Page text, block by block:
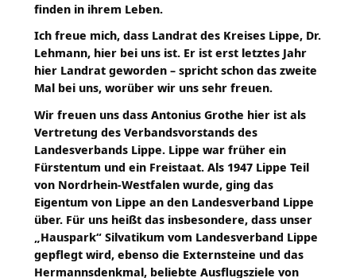
finden in ihrem Leben.
Ich freue mich, dass Landrat des Kreises Lippe, Dr.
Lehmann, hier bei uns ist. Er ist erst letztes Jahr
hier Landrat geworden – spricht schon das zweite
Mal bei uns, worüber wir uns sehr freuen.
Wir freuen uns dass Antonius Grothe hier ist als
Vertretung des Verbandsvorstands des
Landesverbands Lippe. Lippe war früher ein
Fürstentum und ein Freistaat. Als 1947 Lippe Teil
von Nordrhein-Westfalen wurde, ging das
Eigentum von Lippe an den Landesverband Lippe
über. Für uns heißt das insbesondere, dass unser
„Hauspark“ Silvatikum vom Landesverband Lippe
gepflegt wird, ebenso die Externsteine und das
Hermannsdenkmal, beliebte Ausflugsziele von